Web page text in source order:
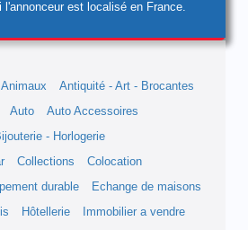
est localisé en France.
Animaux
Antiquité - Art - Brocantes
Auto
Auto Accessoires
- Horlogerie
Collections
Colocation
durable
Echange de maisons
Hôtellerie
Immobilier a vendre